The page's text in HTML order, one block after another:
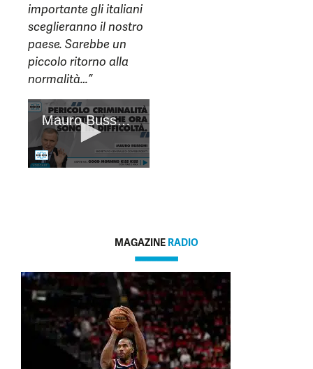
importante gli italiani
sceglieranno il nostro
paese. Sarebbe un
piccolo ritorno alla
normalità…”
MAGAZINE RADIO